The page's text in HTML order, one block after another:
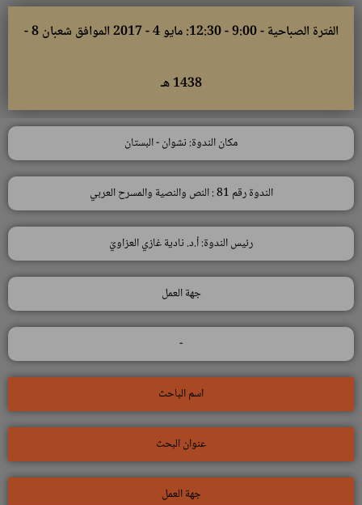
الفترة الصباحية - 9:00 - 12:30: مايو 4 - 2017 الموافق شعبان 8 -
1438 هـ
مكان الندوة: نشوان - البستان
الندوة رقم 81 : النص والنصية والمسرح العربي
رئيس الندوة: أ.د. نادية غازي العزاويّ
جهة العمل
-
اسم الباحث
عنوان البحث
جهة العمل